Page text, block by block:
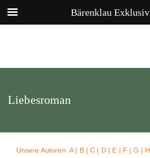
Liebesroman
Unsere AutorenA| B|C | D| E | F |G | H
Bärenklau Exklusiv